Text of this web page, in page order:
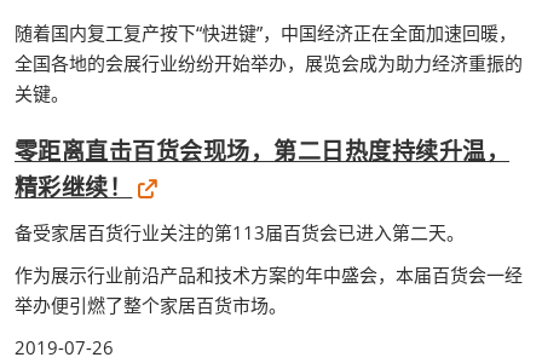
随着国内复工复产按下“快进键”，中国经济正在全面加速回暖，
全国各地的会展行业纷纷开始举办，展览会成为助力经济重振的
关键。
零距离直击百货会现场，第二日热度持续升温，
精彩继续！
备受家居百货行业关注的第113届百货会已进入第二天。
作为展示行业前沿产品和技术方案的年中盛会，本届百货会一经
举办便引燃了整个家居百货市场。
2019-07-26